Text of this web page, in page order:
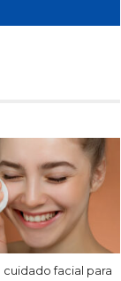
facial para